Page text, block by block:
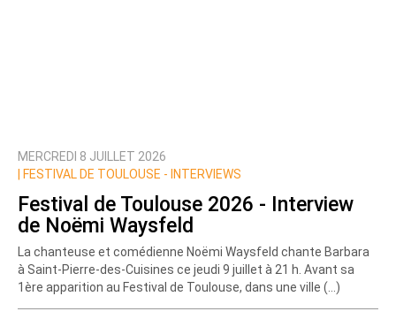
MERCREDI 8 JUILLET 2026
FESTIVAL DE TOULOUSE - INTERVIEWS
Festival de Toulouse 2026 - Interview
de Noëmi Waysfeld
La chanteuse et comédienne Noëmi Waysfeld chante Barbara
à Saint-Pierre-des-Cuisines ce jeudi 9 juillet à 21 h. Avant sa
1ère apparition au Festival de Toulouse, dans une ville (…)